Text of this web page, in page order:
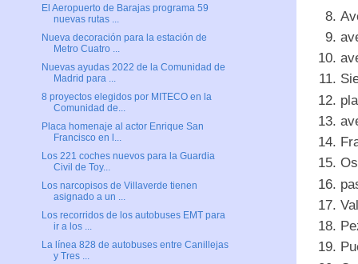
El Aeropuerto de Barajas programa 59
nuevas rutas ...
Nueva decoración para la estación de
Metro Cuatro ...
Nuevas ayudas 2022 de la Comunidad de
Madrid para ...
8 proyectos elegidos por MITECO en la
Comunidad de...
Placa homenaje al actor Enrique San
Francisco en l...
Los 221 coches nuevos para la Guardia
Civil de Toy...
Los narcopisos de Villaverde tienen
asignado a un ...
Los recorridos de los autobuses EMT para
ir a los ...
La línea 828 de autobuses entre Canillejas
y Tres ...